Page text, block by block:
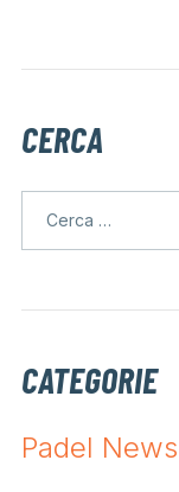
CERCA
CATEGORIE
Padel News